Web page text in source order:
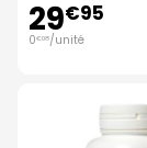
29€95
0€08/unité